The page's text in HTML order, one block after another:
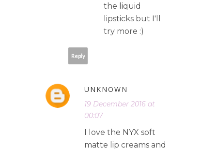
the liquid
lipsticks but I'll
try more :)
Reply
UNKNOWN
19 December 2016 at
00:07
I love the NYX soft
matte lip creams and